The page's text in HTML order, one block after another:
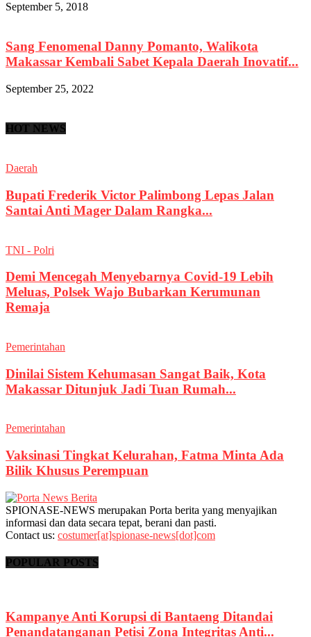
September 5, 2018
Sang Fenomenal Danny Pomanto, Walikota
Makassar Kembali Sabet Kepala Daerah Inovatif...
September 25, 2022
HOT NEWS
Daerah
Bupati Frederik Victor Palimbong Lepas Jalan
Santai Anti Mager Dalam Rangka...
TNI - Polri
Demi Mencegah Menyebarnya Covid-19 Lebih
Meluas, Polsek Wajo Bubarkan Kerumunan
Remaja
Pemerintahan
Dinilai Sistem Kehumasan Sangat Baik, Kota
Makassar Ditunjuk Jadi Tuan Rumah...
Pemerintahan
Vaksinasi Tingkat Kelurahan, Fatma Minta Ada
Bilik Khusus Perempuan
SPIONASE-NEWS merupakan Porta berita yang menyajikan
informasi dan data secara tepat, berani dan pasti.
Contact us: costumer[at]spionase-news[dot]com
POPULAR POSTS
Kampanye Anti Korupsi di Bantaeng Ditandai
Penandatanganan Petisi Zona Integritas Anti...